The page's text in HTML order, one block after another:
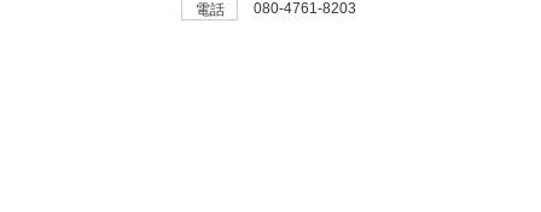
電話
080-4761-8203